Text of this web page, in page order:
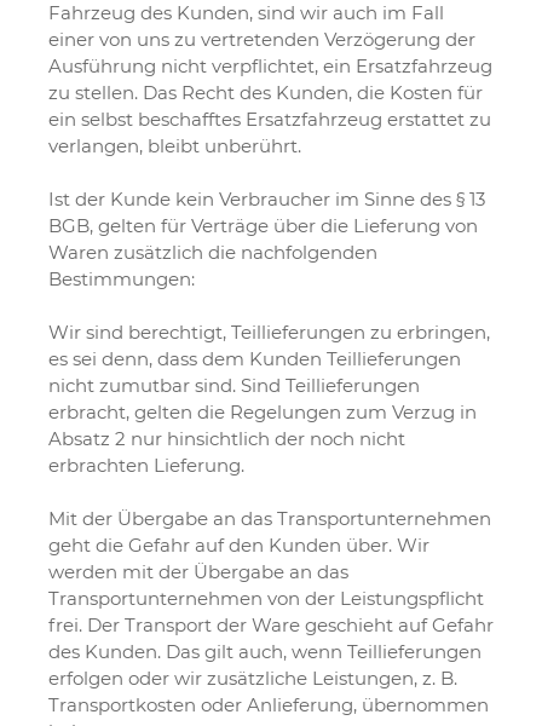
Fahrzeug des Kunden, sind wir auch im Fall
einer von uns zu vertretenden Verzögerung der
Ausführung nicht verpflichtet, ein Ersatzfahrzeug
zu stellen. Das Recht des Kunden, die Kosten für
ein selbst beschafftes Ersatzfahrzeug erstattet zu
verlangen, bleibt unberührt.
Ist der Kunde kein Verbraucher im Sinne des § 13
BGB, gelten für Verträge über die Lieferung von
Waren zusätzlich die nachfolgenden
Bestimmungen:
Wir sind berechtigt, Teillieferungen zu erbringen,
es sei denn, dass dem Kunden Teillieferungen
nicht zumutbar sind. Sind Teillieferungen
erbracht, gelten die Regelungen zum Verzug in
Absatz 2 nur hinsichtlich der noch nicht
erbrachten Lieferung.
Mit der Übergabe an das Transportunternehmen
geht die Gefahr auf den Kunden über. Wir
werden mit der Übergabe an das
Transportunternehmen von der Leistungspflicht
frei. Der Transport der Ware geschieht auf Gefahr
des Kunden. Das gilt auch, wenn Teillieferungen
erfolgen oder wir zusätzliche Leistungen, z. B.
Transportkosten oder Anlieferung, übernommen